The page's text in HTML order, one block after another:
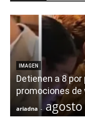
IMAGEN
Detienen a 8
promociones de
ariadna - agosto